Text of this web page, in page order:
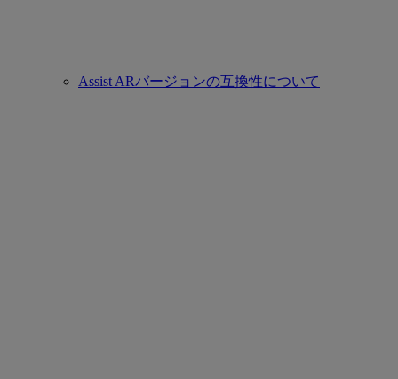
Assist ARバージョンの互換性について